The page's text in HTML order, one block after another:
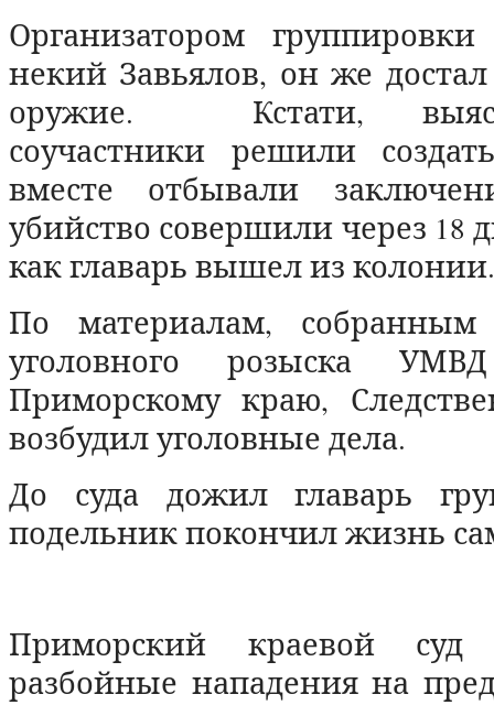
Организатором
некий Завьялов, он же достал
оружие. Кстати,
соучастники решили
вместе отбывали
убийство совершили через 18
как главарь вышел из
По материалам, собранным
уголовного розыска
Приморскому краю,
возбудил уголовные дела.
До суда дожил главарь
подельник покончил жизнь
Приморский краевой суд
разбойные нападения на